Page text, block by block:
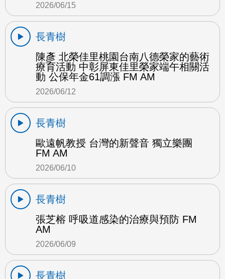
2026/06/15
長青樹
陳彥 北榮佳里桃園台南八德榮家的藝術
療育活動 中彰屏東佳里榮家端午相關活
動 公保年金61調漲 FM AM
2026/06/12
長青樹
歐遠帆教授 台灣的新聲音 獨立樂團
FM AM
2026/06/10
長青樹
張芝榕 呼吸道感染的治療與預防 FM
AM
2026/06/09
長青樹